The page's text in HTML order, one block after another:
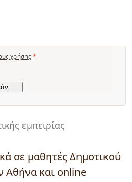
εμπειρίας
σε μαθητές Δημοτικού
Αθήνα και online
χρήσης *